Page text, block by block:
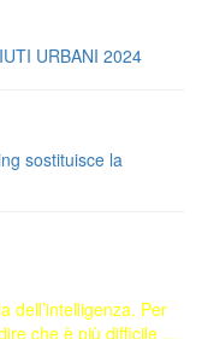
URBANI 2024
sostituisce la
dell’intelligenza. Per
che è più difficile …